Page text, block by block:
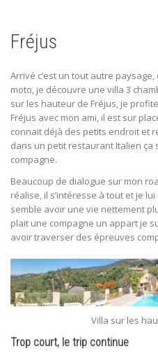
Fréjus
Arrivé c’est un tout autre
moto, je découvre une villa 3
sur les hauteur de Fréjus, je
Fréjus avec mon ami, il est sur
connait déjà des petits endroit et
dans un petit restaurant Italien ça
compagne.
Beaucoup de dialogue sur mon
réalise, il s’intéresse à tout et je
semble avoir une vie nettement
plait une compagne un appart je
avoir traverser des épreuves
Villa sur les
Trop court, le trip continue